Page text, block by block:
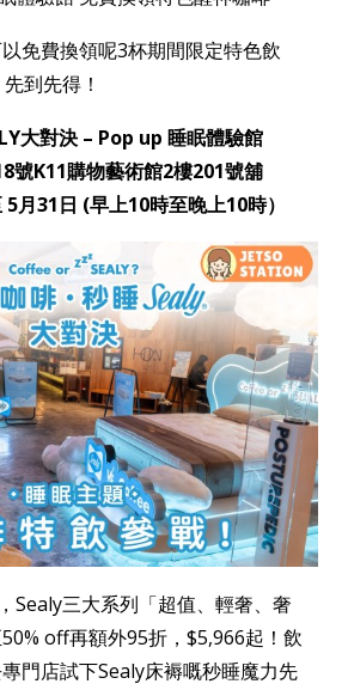
免費換領呢3杯期間限定特色飲
到先得！
大對決 – Pop up 睡眠體驗館
號K11購物藝術館2樓201號舖
月31日 (早上10時至晚上10時）
Sealy三大系列「超值、輕奢、奢
off再額外95折，$5,966起！飲
門店試下Sealy床褥嘅秒睡魔力先